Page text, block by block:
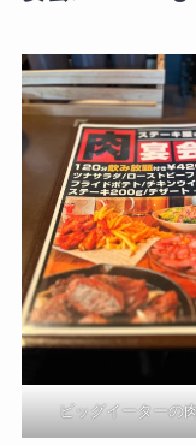
ビッグイーターの